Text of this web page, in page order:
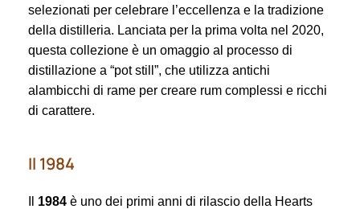
selezionati per celebrare l’eccellenza e la tradizione
della distilleria. Lanciata per la prima volta nel 2020,
questa collezione è un omaggio al processo di
distillazione a “pot still”, che utilizza antichi
alambicchi di rame per creare rum complessi e ricchi
di carattere.
Il 1984
1984 è uno dei primi anni di rilascio della Hearts